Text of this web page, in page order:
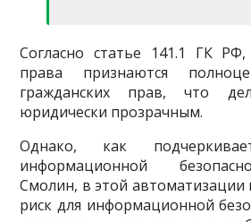
Согласно статье 141.1 ГК
права признаются
гражданских прав, что
юридически прозрачным.
Однако, как
информационной
Смолин, в этой автоматизации
риск для информационной